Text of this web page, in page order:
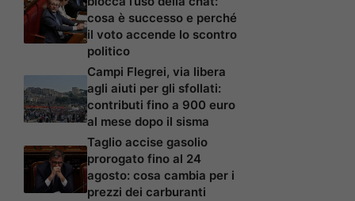
cosa è successo e perché
il voto accende lo scontro
politico
Campi Flegrei, via libera
agli aiuti per gli sfollati:
contributi fino a 900 euro
al mese dopo il sisma
Taglio accise gasolio
prorogato fino al 24
agosto: cosa cambia per i
prezzi dei carburanti